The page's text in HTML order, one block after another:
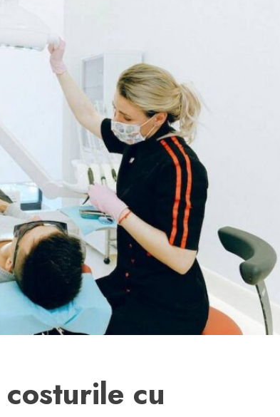
cu